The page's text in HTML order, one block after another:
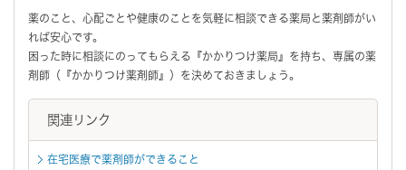
薬のこと、心配ごとや健康のことを気軽に相談できる薬局と薬剤師がい
れば安心です。
困った時に相談にのってもらえる『かかりつけ薬局』を持ち、専属の薬
剤師（『かかりつけ薬剤師』）を決めておきましょう。
関連リンク
在宅医療で薬剤師ができること